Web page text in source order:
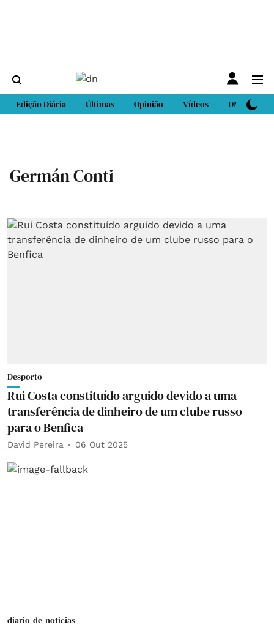
Edição Diária Últimas Opinião Vídeos DN Sport
Germán Conti
Desporto
Rui Costa constituído arguido devido a uma
transferência de dinheiro de um clube russo
para o Benfica
David Pereira 06 Out 2025
diario-de-noticias